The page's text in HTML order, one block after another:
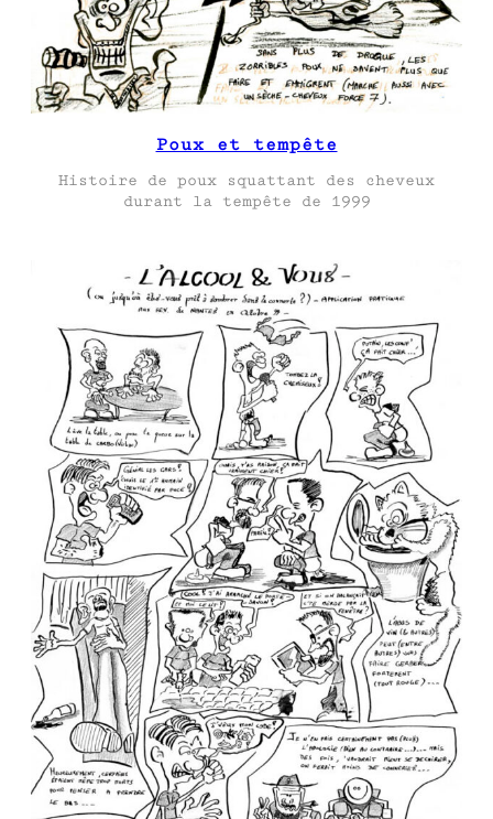
Poux et tempête
Histoire de poux squattant des cheveux
durant la tempête de 1999